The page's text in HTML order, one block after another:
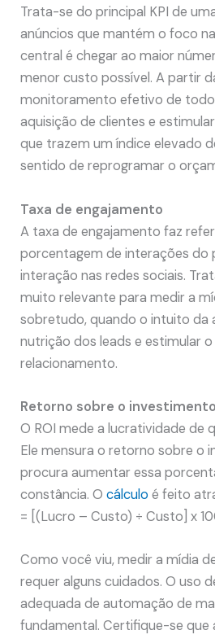
Trata-se do principal KPI de
anúncios que mantém o foco
central é chegar ao maior
menor custo possível. A partir
monitoramento efetivo de
aquisição de clientes e
que trazem um índice elevado
sentido de reprogramar o
Taxa de engajamento
A taxa de engajamento faz
porcentagem de interações do
interação nas redes sociais.
muito relevante para medir a
sobretudo, quando o intuito da
nutrição dos leads e estimular
relacionamento.
Retorno sobre o
O ROI mede a lucratividade de
Ele mensura o retorno sobre o
procura aumentar essa
constância. Ocálculo é feito
= [(Lucro – Custo) ÷ Custo] x
Como você viu, medir a mídia
requer alguns cuidados. O uso
adequada de automação de
fundamental. Certifique-se